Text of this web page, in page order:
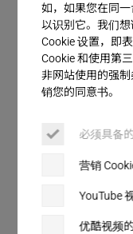
如，如果您在同
以识别它。我们
Cookie 设置，即
Cookie 和使用第
非网站使用的强
销您的同意书。
必须具备
营销
YouTube
优酷视频
Herrmann
势
HiQ modular、
滑动托架单元 VE
成熟的自动化
焊接工艺控
可单独配置，